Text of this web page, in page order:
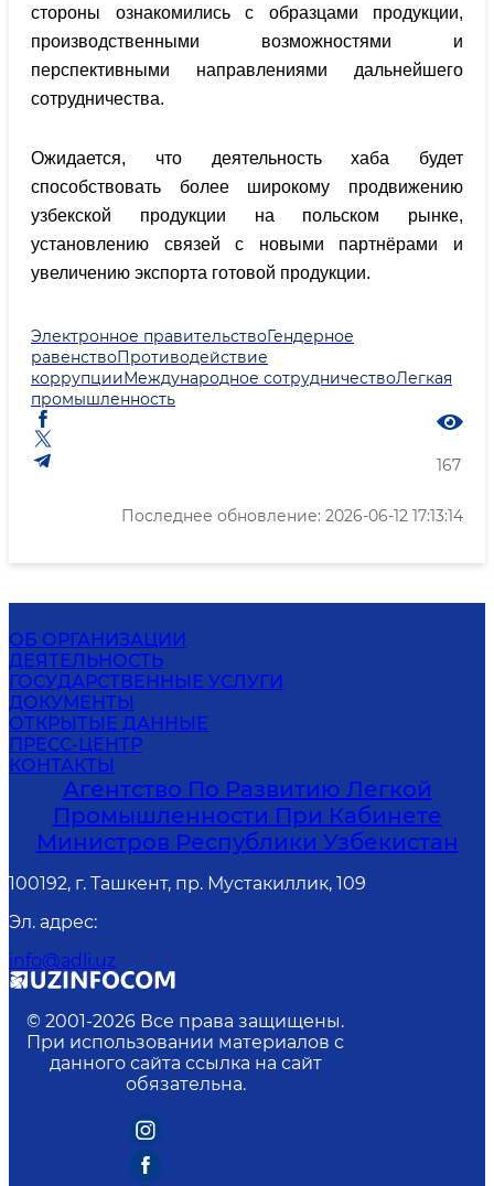
стороны ознакомились с образцами продукции,
производственными возможностями и
перспективными направлениями дальнейшего
сотрудничества.
Ожидается, что деятельность хаба будет
способствовать более широкому продвижению
узбекской продукции на польском рынке,
установлению связей с новыми партнёрами и
увеличению экспорта готовой продукции.
Электронное правительствоГендерное
равенствоПротиводействие
коррупцииМеждународное сотрудничествоЛегкая
промышленность
167
Последнее обновление: 2026-06-12 17:13:14
ОБ ОРГАНИЗАЦИИ
ДЕЯТЕЛЬНОСТЬ
ГОСУДАРСТВЕННЫЕ УСЛУГИ
ДОКУМЕНТЫ
ОТКРЫТЫЕ ДАННЫЕ
ПРЕСС-ЦЕНТР
КОНТАКТЫ
Агентство По Развитию Легкой
Промышленности При Кабинете
Министров Республики Узбекистан
100192, г. Ташкент, пр. Мустакиллик, 109
Эл. адрес:
info@adli.uz
© 2001-2026 Все права защищены.
При использовании материалов с
данного сайта ссылка на сайт
обязательна.